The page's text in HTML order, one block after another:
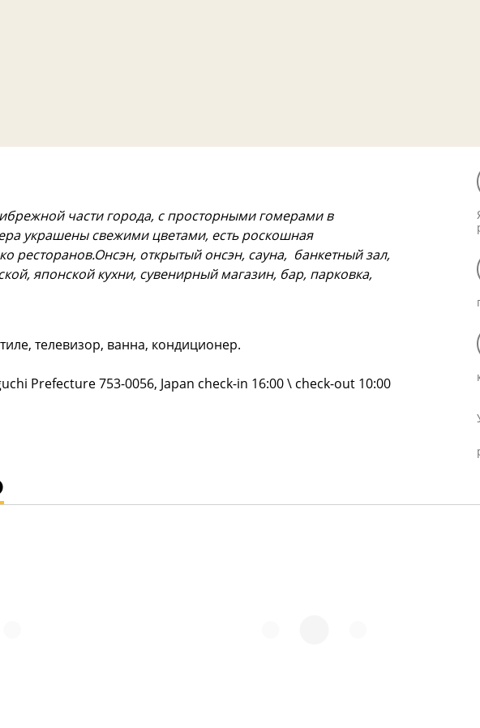
части города, с просторными гомерами в
украшены свежими цветами, есть роскошная
ресторанов.Онсэн, открытый онсэн, сауна, банкетный зал,
японской кухни, сувенирный магазин, бар, парковка,
телевизор, ванна, кондиционер.
Prefecture 753-0056, Japan check-in 16:00 \ check-out 10:00